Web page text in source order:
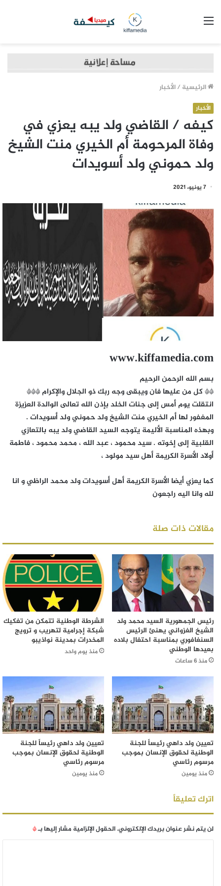
الرئيسية /الأخبار
الأخبار
كيفه / القاضي ولد يبه يعزي في
وفاة المرحومة أم الخيري منت الشيخ
ولد حموني ولد أسويدات
7 يونيو، 2021
www.kiffamedia.com
بسم الله الرحمن الرحيم
** كل من عليها فان ويبقى وجه ربك ذو الجلال والإكرام ***
انتقلت يوم أمس إلى جنات الخلد بإذن الله تعالى الوالدة العزيزة
المغفور لها أم الخيري منت الشيخ ولد حموني ولد أسويدات .
وبهذه المناسبة الأليمة يتوجه السيد القاضي ولد يبه بالتعازي
القلبية إلى إخوته . سيد محمود ، عبد الله ، محمد محمود ، فاطمة
أولاد الأسرة الكريمة أهل سيد مولود ،
كما يعزي أيضا الأسرة الكريمة أهل أسويدات ولد محمد الراظي و انا
لله وانا اليه راجعون
مقالات ذات صلة
رئيس الجمهورية السيد محمد ولد
الشيخ الغزواني يهنئ الرئيس
السنغافوري بمناسبة احتفال بلاده
بعيدها الوطني
منذ 6 ساعات
الشرطة الوطنية تتمكن من تفكيك
شبكة إجرامية لتهريب و ترويج
المخدرات بمدينة نواذيبو
منذ يوم واحد
تعيين ولد داهي رئيساً للجنة
الوطنية لحقوق الإنسان بموجب
مرسوم رئاسي
منذ يومين
تعيين ولد داهي رئيساً للجنة
الوطنية لحقوق الإنسان بموجب
مرسوم رئاسي
منذ يومين
اترك تعليقاً
لن يتم نشر عنوان بريدك الإلكتروني.الحقول الإلزامية مشار إليها بـ*